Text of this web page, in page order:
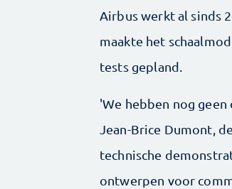
Airbus werkt al sinds
maakte het
tests gepland.
'We hebben nog
Jean-Brice Dumont,
technische
ontwerpen voor